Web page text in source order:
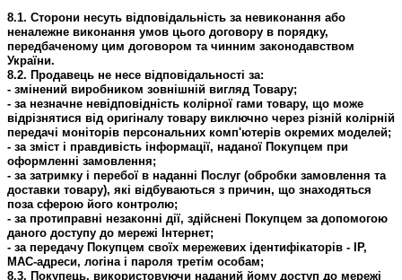
8.1. Сторони несуть відповідальність за невиконання або
неналежне виконання умов цього договору в порядку,
передбаченому цим договором та чинним законодавством
України.
8.2. Продавець не несе відповідальності за:
- змінений виробником зовнішній вигляд Товару;
- за незначне невідповідність колірної гами товару, що може
відрізнятися від оригіналу товару виключно через різній колірній
передачі моніторів персональних комп'ютерів окремих моделей;
- за зміст і правдивість інформації, наданої Покупцем при
оформленні замовлення;
- за затримку і перебої в наданні Послуг (обробки замовлення та
доставки товару), які відбуваються з причин, що знаходяться
поза сферою його контролю;
- за протиправні незаконні дії, здійснені Покупцем за допомогою
даного доступу до мережі Інтернет;
- за передачу Покупцем своїх мережевих ідентифікаторів - IP,
MAC-адреси, логіна і пароля третім особам;
8.3. Покупець, використовуючи наданий йому доступ до мережі